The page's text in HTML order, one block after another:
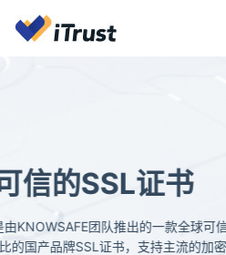
全球可信的
iTrustSSL是由KNOWSAFE团队
强、高性价比的国产品牌SSL证书